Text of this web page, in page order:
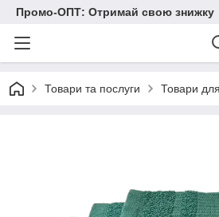
Промо-ОПТ: Отримай свою знижку
Товари та послуги Товари